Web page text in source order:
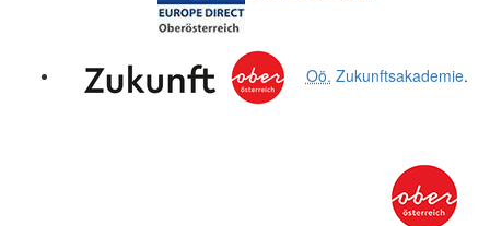
Oö. Zukunftsakademie.